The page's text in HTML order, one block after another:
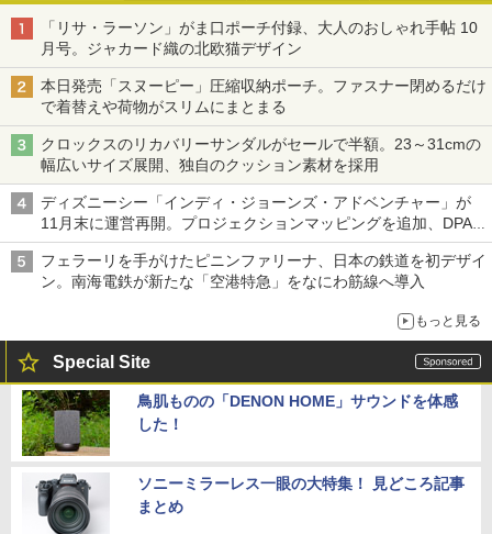
「リサ・ラーソン」がま口ポーチ付録、大人のおしゃれ手帖 10
月号。ジャカード織の北欧猫デザイン
本日発売「スヌーピー」圧縮収納ポーチ。ファスナー閉めるだけ
で着替えや荷物がスリムにまとまる
クロックスのリカバリーサンダルがセールで半額。23～31cmの
幅広いサイズ展開、独自のクッション素材を採用
ディズニーシー「インディ・ジョーンズ・アドベンチャー」が
11月末に運営再開。プロジェクションマッピングを追加、DPA
は1500円
フェラーリを手がけたピニンファリーナ、日本の鉄道を初デザイ
ン。南海電鉄が新たな「空港特急」をなにわ筋線へ導入
もっと見る
Special Site
鳥肌ものの「DENON HOME」サウンドを体感
した！
ソニーミラーレス一眼の大特集！ 見どころ記事
まとめ